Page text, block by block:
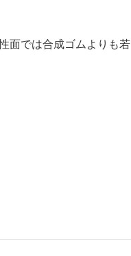
面では合成ゴムよりも若